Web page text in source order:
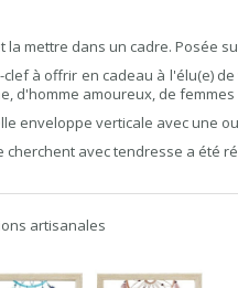
mettre dans un cadre. Posée
à offrir en cadeau à l'élu(e)
d'homme amoureux, de
enveloppe verticale avec une
cherchent avec tendresse a été
artisanales